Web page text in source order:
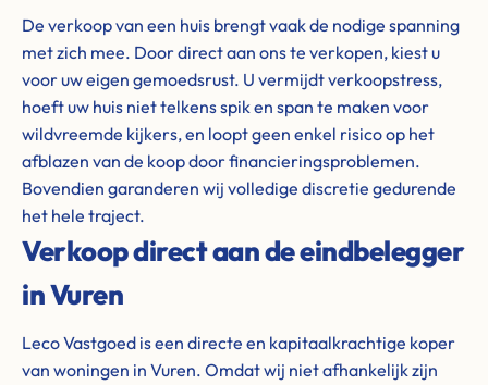
De verkoop van een huis brengt vaak de nodige spanning
met zich mee. Door direct aan ons te verkopen, kiest u
voor uw eigen gemoedsrust. U vermijdt verkoopstress,
hoeft uw huis niet telkens spik en span te maken voor
wildvreemde kijkers, en loopt geen enkel risico op het
afblazen van de koop door financieringsproblemen.
Bovendien garanderen wij volledige discretie gedurende
het hele traject.
Verkoop direct aan de eindbelegger
in Vuren
Leco Vastgoed is een directe en kapitaalkrachtige koper
van woningen in Vuren. Omdat wij niet afhankelijk zijn